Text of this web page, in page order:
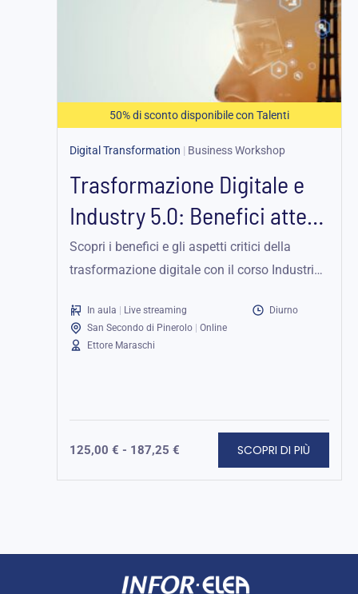
50% di sconto disponibile con Talenti
Digital Transformation | Business Workshop
Trasformazione Digitale e
Industry 5.0: Benefici attesi
e aspetti critici...
Scopri i benefici e gli aspetti critici della
trasformazione digitale con il corso Industria
nell'era digitale.
In aula Live streaming
Diurno
San Secondo di Pinerolo
Online
Ettore Maraschi
125,00 € - 187,25 €
187,25 €
SCOPRI DI PIÙ